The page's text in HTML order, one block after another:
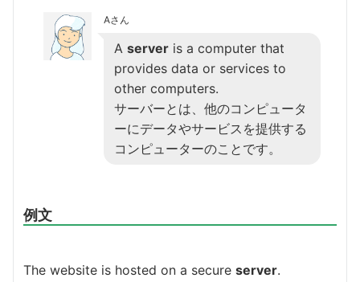
Aさん
A server is a computer that
provides data or services to
other computers.
サーバーとは、他のコンピュータ
ーにデータやサービスを提供する
コンピューターのことです。
例文
The website is hosted on a secure server.